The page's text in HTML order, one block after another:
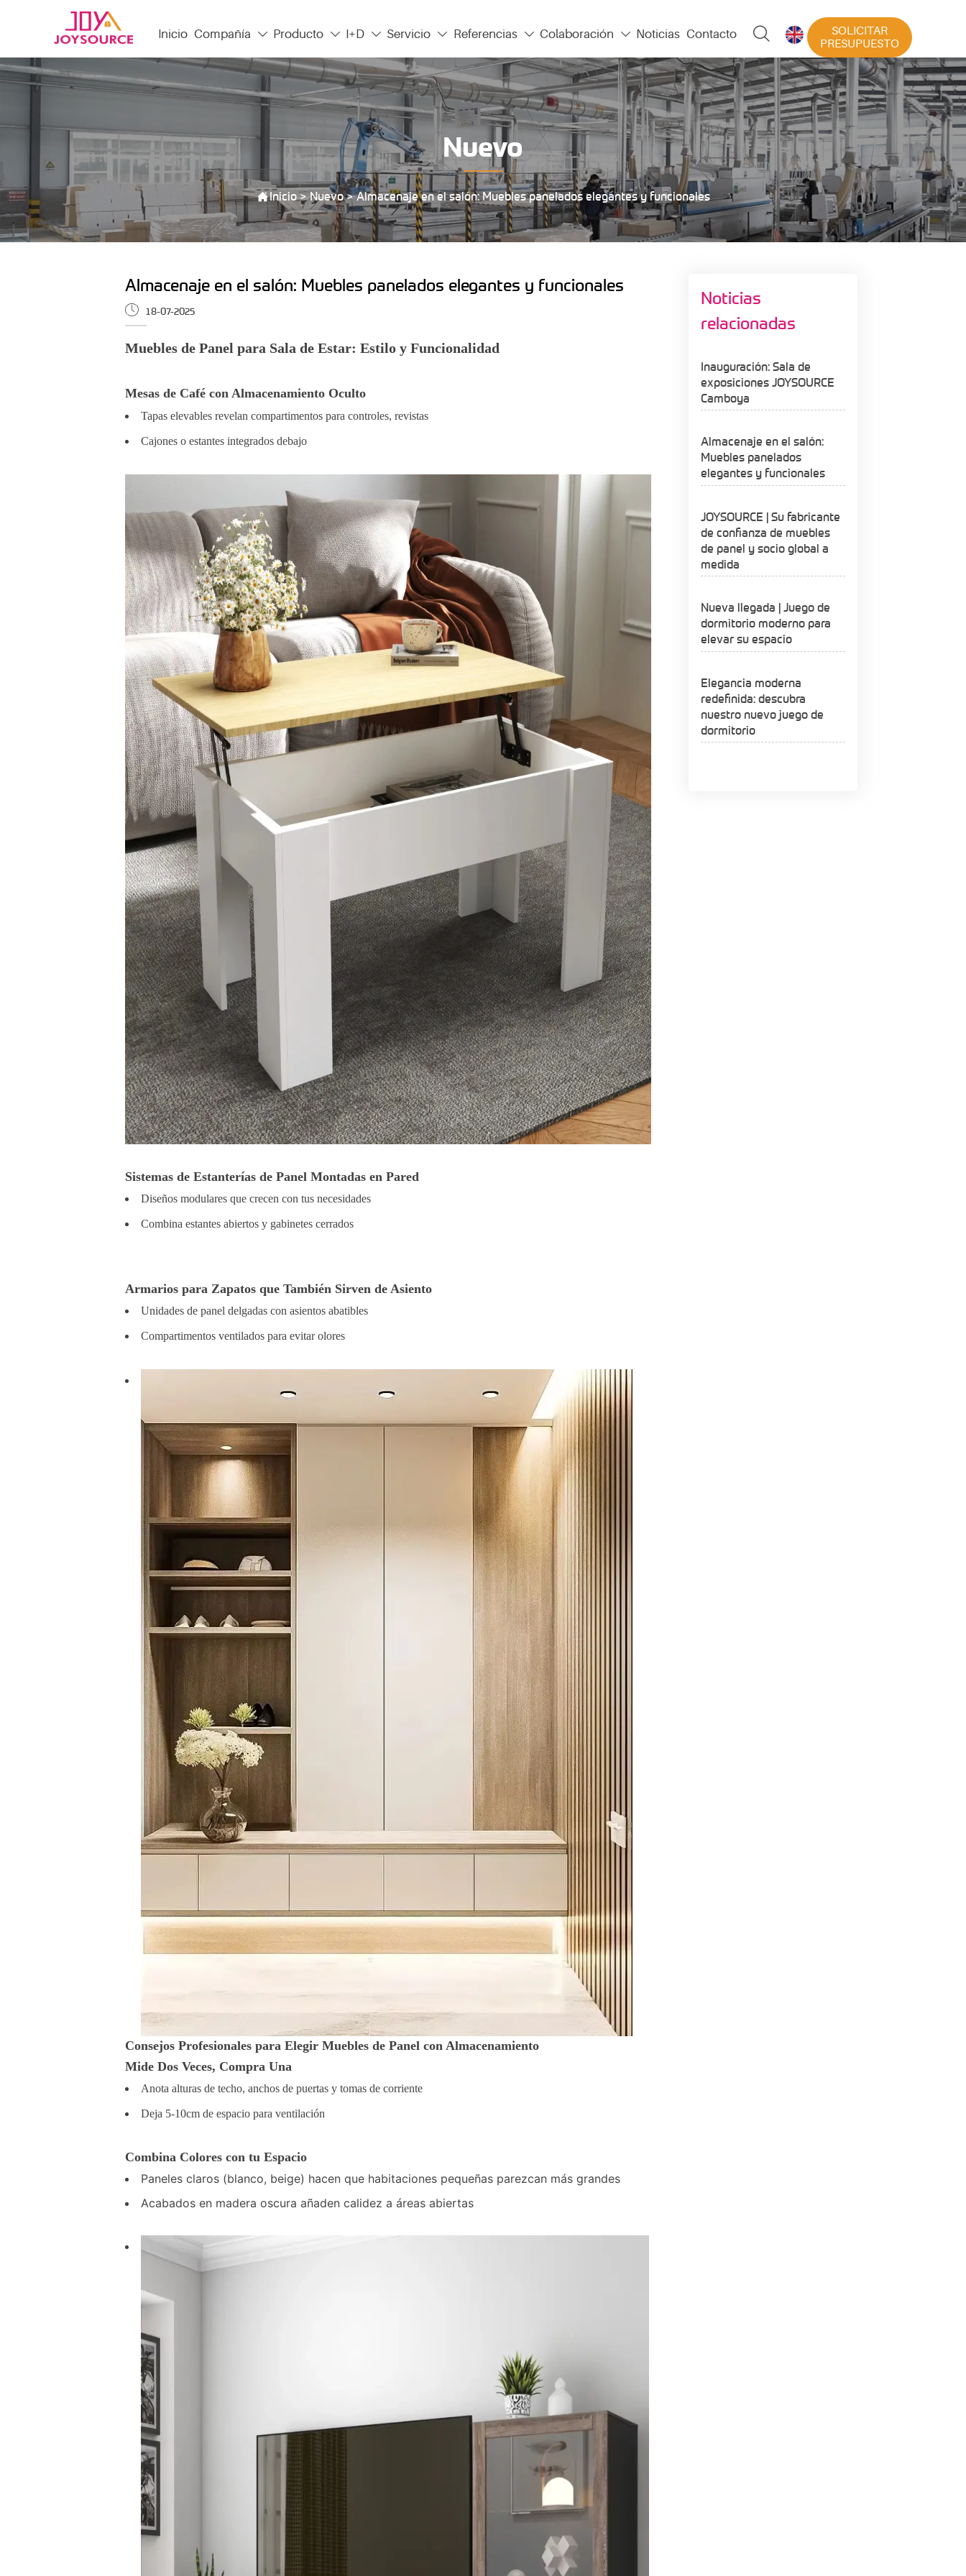
Inicio Compañía  Producto  I+D  Servicio  Referencias  Colaboración  Noticias Contacto  
SOLICITAR
PRESUPUESTO
Nuevo
Inicio>Nuevo>Almacenaje en el salón: Muebles panelados elegantes y funcionales
Almacenaje en el salón: Muebles panelados elegantes y funcionales
 18-07-2025
Muebles de Panel para Sala de Estar: Estilo y Funcionalidad
Mesas de Café con Almacenamiento Oculto
Tapas elevables revelan compartimentos para controles, revistas
Cajones o estantes integrados debajo
Sistemas de Estanterías de Panel Montadas en Pared
Diseños modulares que crecen con tus necesidades
Combina estantes abiertos y gabinetes cerrados
Armarios para Zapatos que También Sirven de Asiento
Unidades de panel delgadas con asientos abatibles
Compartimentos ventilados para evitar olores
Consejos Profesionales para Elegir Muebles de Panel con Almacenamiento
Mide Dos Veces, Compra Una
Anota alturas de techo, anchos de puertas y tomas de corriente
Deja 5-10cm de espacio para ventilación
Combina Colores con tu Espacio
Paneles claros (blanco, beige) hacen que habitaciones pequeñas parezcan más grandes
Acabados en madera oscura añaden calidez a áreas abiertas
Noticias
relacionadas
Inauguración: Sala de
exposiciones JOYSOURCE
Camboya
Almacenaje en el salón:
Muebles panelados
elegantes y funcionales
JOYSOURCE | Su fabricante
de confianza de muebles
de panel y socio global a
medida
Nueva llegada | Juego de
dormitorio moderno para
elevar su espacio
Elegancia moderna
redefinida: descubra
nuestro nuevo juego de
dormitorio